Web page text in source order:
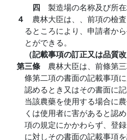
四 製造場の名称及び所
４ 農林大臣は、、前項の檢
るところにより、申請者か
とができる。
（記載事項の訂正又は品質
第三條 農林大臣は、前條第
條第二項の書面の記載事項
認めるとき又はその書面に
当該農藥を使用する場合に
くは使用者に害があると認
項の規定にかかわらず、登
に対しその書面の記載事項